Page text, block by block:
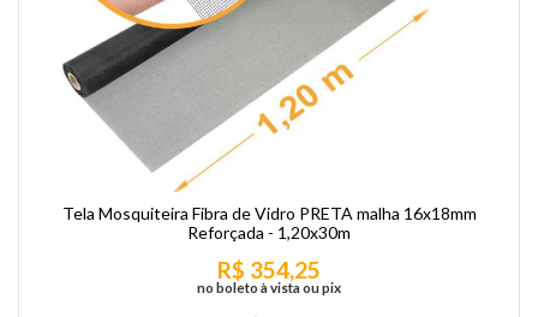
Tela Mosquiteira Fibra de Vidro PRETA malha 16x18mm
Reforçada - 1,20x30m
R$ 354,25
no boleto à vista ou pix